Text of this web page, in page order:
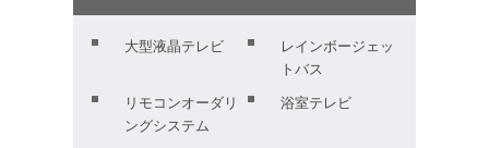
大型液晶テレビ
レインボージェッ
トバス
リモコンオーダリ
ングシステム
浴室テレビ